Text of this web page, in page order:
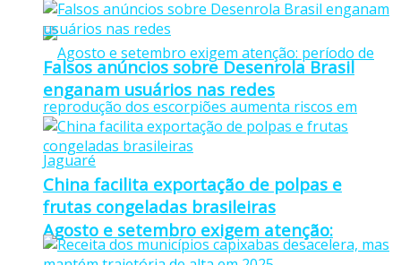
Agosto e setembro exigem atenção:
Falsos anúncios sobre Desenrola Brasil
enganam usuários nas redes
China facilita exportação de polpas e
frutas congeladas brasileiras